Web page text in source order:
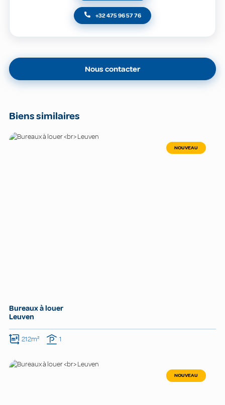
+32 475 96 57 76
Nous contacter
Biens similaires
NOUVEAU
Bureaux à louer
Leuven
212m² 1
NOUVEAU